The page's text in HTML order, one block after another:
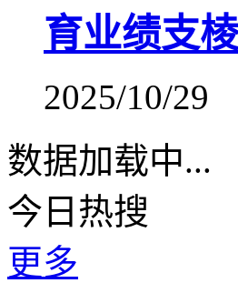
育业绩支
2025/10/29
数据加载中...
今日热搜
更多